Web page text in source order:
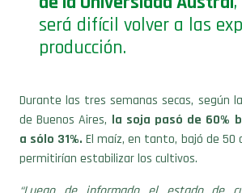
será difícil volver a las
producción.
Durante las tres semanas secas, según
de Buenos Aires, la soja pasó de 60%
a sólo 31%. El maíz, en tanto, bajó de 50
permitirían estabilizar los cultivos.